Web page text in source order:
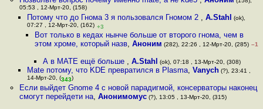
05:53 , 12-Мрт-20, (158)
Потому что до Гнома 3 я пользовался Гномом 2 , A.Stahl (ok),
07:27 , 12-Мрт-20, (162) +3
Вот только в кедах нынче больше от второго гнома, чем в
этом хроме, который назв,Аноним (282), 22:26 , 12-Мрт-20, (285) –1
А в МАТЕ ещё больше , A.Stahl (ok), 07:18 , 13-Мрт-20, (308)
Mate потому, что KDE превратился в Plasma, Vanych(?), 23:41 ,
14-Мрт-20, (343)
Если выйдет Gnome 4 с новой парадигмой, консерваторы наконец
смогут перейдети на, Анонимомус(?), 13:05 , 13-Мрт-20, (315)